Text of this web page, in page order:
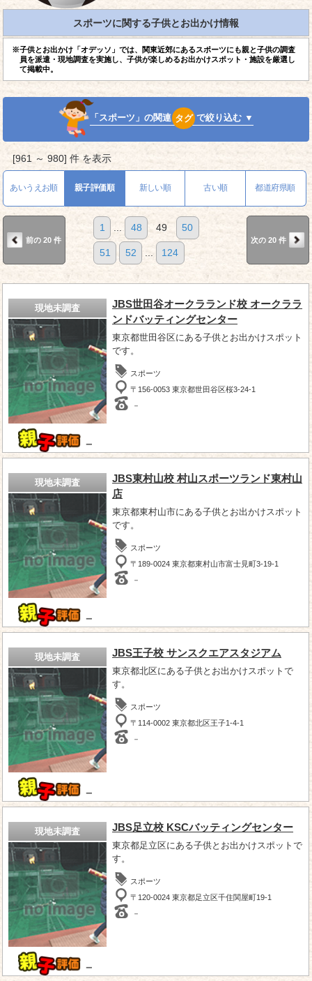
スポーツに関する子供とお出かけ情報
※子供とお出かけ「オデッソ」では、関東近郊にあるスポーツにも親と子供の調査
員を派遣・現地調査を実施し、子供が楽しめるお出かけスポット・施設を厳選し
て掲載中。
「スポーツ」の関連 タグ で絞り込む ▼
[961 ～ 980] 件 を表示
あいうえお順 親子評価順 新しい順 古い順 都道府県順
前の 20 件
1 ... 48 49 50
51 52 ... 124
次の 20 件
現地未調査
－
JBS世田谷オークラランド校 オークララ
ンドバッティングセンター
東京都世田谷区にある子供とお出かけスポット
です。
スポーツ
〒156-0053 東京都世田谷区桜3-24-1
－
現地未調査
－
JBS東村山校 村山スポーツランド東村山
店
東京都東村山市にある子供とお出かけスポット
です。
スポーツ
〒189-0024 東京都東村山市富士見町3-19-1
－
現地未調査
－
JBS王子校 サンスクエアスタジアム
東京都北区にある子供とお出かけスポットで
す。
スポーツ
〒114-0002 東京都北区王子1-4-1
－
現地未調査
－
JBS足立校 KSCバッティングセンター
東京都足立区にある子供とお出かけスポットで
す。
スポーツ
〒120-0024 東京都足立区千住関屋町19-1
－